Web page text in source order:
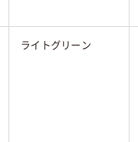
ライトグリーン